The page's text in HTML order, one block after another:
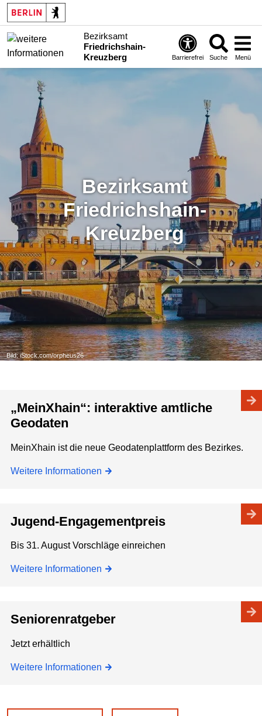
Bezirksamt
Friedrichshain-
Kreuzberg
Barrierefrei Suche Menü
Bild: iStock.com/orpheus26
Bezirksamt
Friedrichshain-
Kreuzberg
„MeinXhain“: interaktive amtliche
Geodaten
MeinXhain ist die neue Geodatenplattform des Bezirkes.
Weitere Informationen
Jugend-Engagementpreis
Bis 31. August Vorschläge einreichen
Weitere Informationen
Seniorenratgeber
Jetzt erhältlich
Weitere Informationen